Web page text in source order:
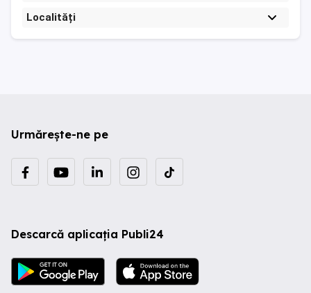
Localități
Urmărește-ne pe
Descarcă aplicația Publi24